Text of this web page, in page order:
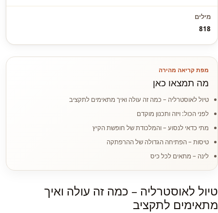
מפת קריאה מהירה
מה תמצאו כאן
טיול לאוסטרליה – כמה זה עולה ואיך מתאימים לתקציב
לפני הכול: ויזה ותכנון מוקדם
מתי כדאי לנסוע – והמלכודת של חופשת הקיץ
טיסות – הפתיחה הגדולה של ההרפתקה
לינה – מתאים לכל כיס
טיול לאוסטרליה – כמה זה עולה ואיך
מתאימים לתקציב
מילים
818